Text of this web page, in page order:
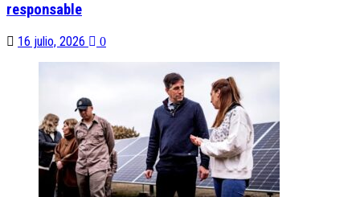
responsable
16 julio, 2026 0